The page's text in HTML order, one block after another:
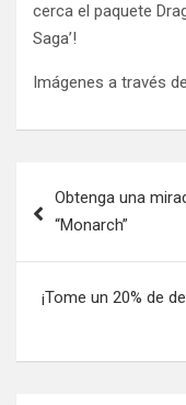
cerca el paquete
Saga’!
Imágenes a través
navigation
Obtenga una
“Monarch”
¡Tome un 20% de